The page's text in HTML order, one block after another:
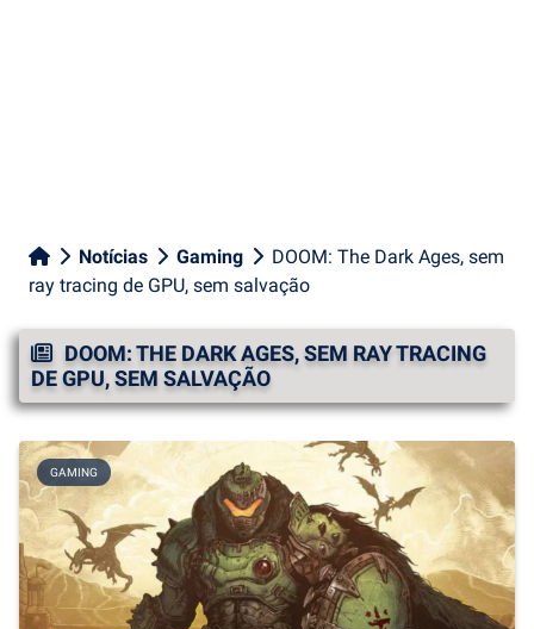
Notícias Gaming
DOOM: The Dark Ages, sem
ray tracing de GPU, sem salvação
DOOM: THE DARK AGES, SEM RAY TRACING
DE GPU, SEM SALVAÇÃO
GAMING